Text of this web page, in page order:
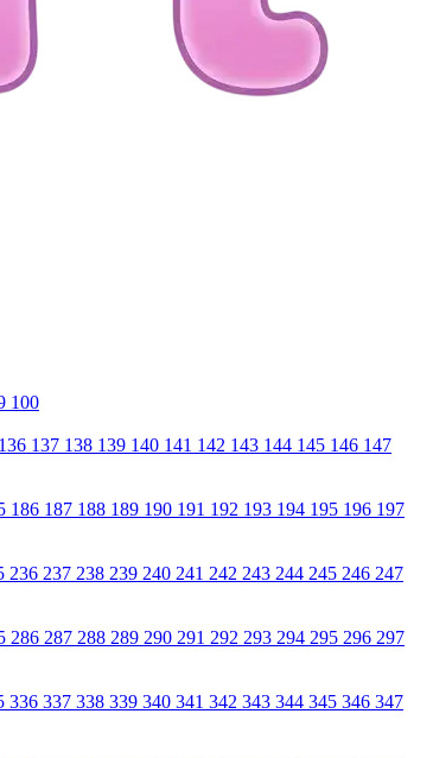
100
136 137 138 139 140 141 142 143 144 145 146 147
186 187 188 189 190 191 192 193 194 195 196 197
236 237 238 239 240 241 242 243 244 245 246 247
286 287 288 289 290 291 292 293 294 295 296 297
336 337 338 339 340 341 342 343 344 345 346 347